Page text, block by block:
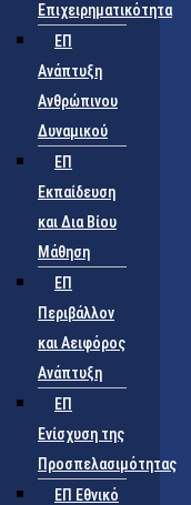
Επιχειρηματικότητα
ΕΠ
Ανάπτυξη
Ανθρώπινου
Δυναμικού
ΕΠ
Εκπαίδευση
και Δια Βίου
Μάθηση
ΕΠ
Περιβάλλον
και Αειφόρος
Ανάπτυξη
ΕΠ
Ενίσχυση της
Προσπελασιμότητας
ΕΠ Εθνικό